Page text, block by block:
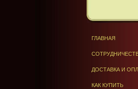
ГЛАВНАЯ
ДОСТАВКА И
КАК КУПИТЬ